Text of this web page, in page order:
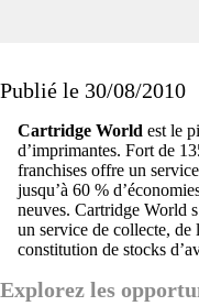
Publié le 30/08/2010
Cartridge World est le
d’imprimantes. Fort de
franchises offre un
jusqu’à 60 %
neuves. Cartridge World
un service de collecte, de
constitution de stocks
Explorez les